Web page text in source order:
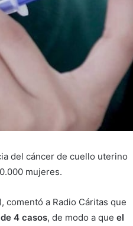
del cáncer de cuello uterino
mujeres.
comentó a Radio Cáritas que
4 casos, de modo a que el